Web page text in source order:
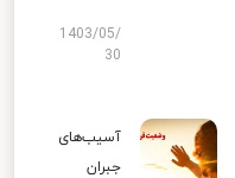
1403/05/
30
آسیب‌های
جبران